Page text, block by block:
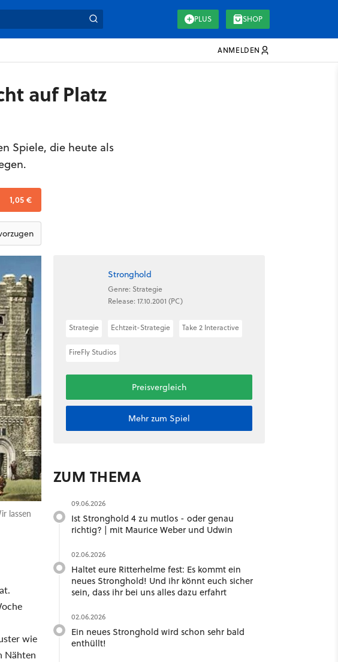
PLUS SHOP
ANMELDEN
auf Platz
Spiele, die heute als
1,05 €
lassen
wie
Nähten
Stronghold
Genre: Strategie
Release: 17.10.2001 (PC)
Strategie Echtzeit-Strategie Take 2 Interactive
FireFly Studios
Preisvergleich
Mehr zum Spiel
ZUM THEMA
09.06.2026
Ist Stronghold 4 zu mutlos - oder genau
richtig? | mit Maurice Weber und Udwin ​
02.06.2026
Haltet eure Ritterhelme fest: Es kommt ein
neues Stronghold! Und ihr könnt euch sicher
sein, dass ihr bei uns alles dazu erfahrt
02.06.2026
Ein neues Stronghold wird schon sehr bald
enthüllt!